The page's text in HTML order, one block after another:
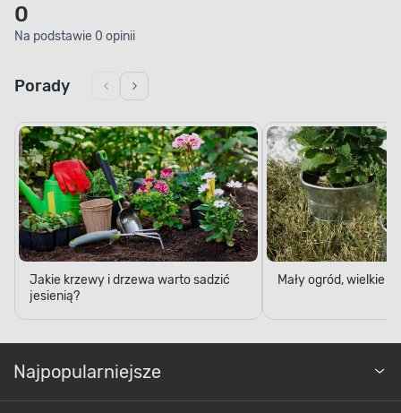
0
Na podstawie 0 opinii
Porady
Jakie krzewy i drzewa warto sadzić
jesienią?
Mały ogród, wielkie
Najpopularniejsze